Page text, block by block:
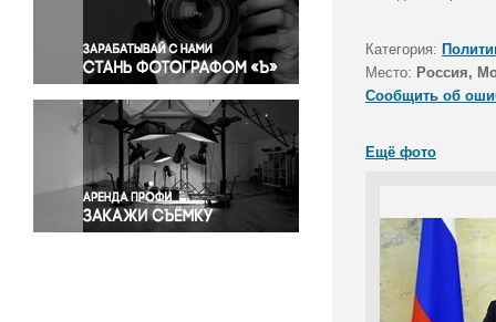
Правосудие
Происшествия и конфликты
Религия
Светская жизнь
Спорт
Экология
Экономика и бизнес
Категория:
Место: Россия,
Сообщить об
Ещё фото